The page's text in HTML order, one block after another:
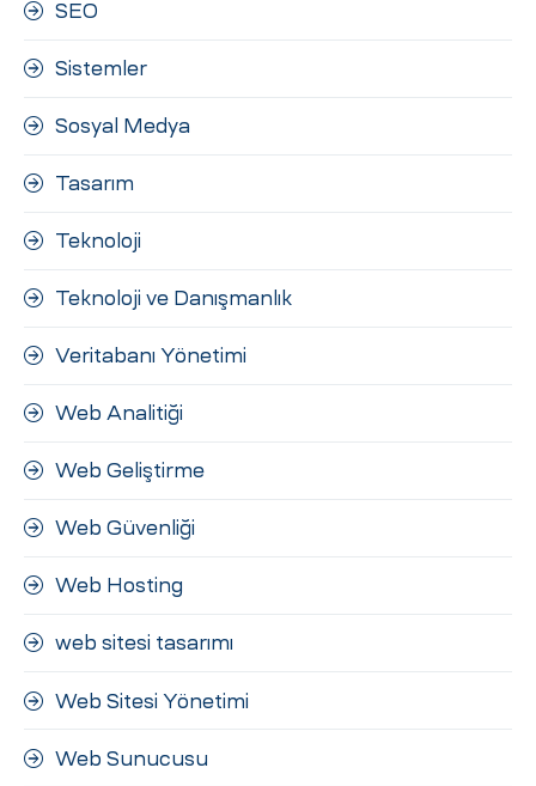
SEO
Sistemler
Sosyal Medya
Tasarım
Teknoloji
Teknoloji ve Danışmanlık
Veritabanı Yönetimi
Web Analitiği
Web Geliştirme
Web Güvenliği
Web Hosting
web sitesi tasarımı
Web Sitesi Yönetimi
Web Sunucusu